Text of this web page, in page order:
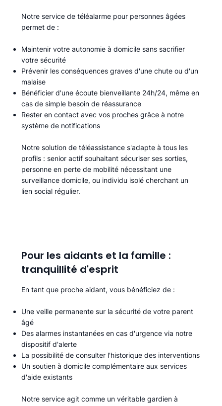
Notre service de téléalarme pour personnes âgées
permet de :​
Maintenir votre autonomie à domicile sans sacrifier
votre sécurité
Prévenir les conséquences graves d'une chute ou d'un
malaise
Bénéficier d'une écoute bienveillante 24h/24, même en
cas de simple besoin de réassurance
Rester en contact avec vos proches grâce à notre
système de notifications
Notre solution de téléassistance s'adapte à tous les
profils : senior actif souhaitant sécuriser ses sorties,
personne en perte de mobilité nécessitant une
surveillance domicile, ou individu isolé cherchant un
lien social régulier.
Pour les aidants et la famille :
tranquillité d'esprit
En tant que proche aidant, vous bénéficiez de :
Une veille permanente sur la sécurité de votre parent
âgé
Des alarmes instantanées en cas d'urgence via notre
dispositif d'alerte
La possibilité de consulter l'historique des interventions
Un soutien à domicile complémentaire aux services
d'aide existants
Notre service agit comme un véritable gardien à